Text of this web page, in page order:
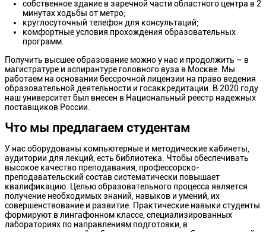
собственное здание в заречной части областного центра в 2
минутах ходьбы от метро;
круглосуточный телефон для консультаций;
комфортные условия прохождения образовательных
программ.
Получить высшее образование можно у нас и продолжить – в
магистратуре и аспирантуре головного вуза в Москве. Мы
работаем на основании бессрочной лицензии на право ведения
образовательной деятельности и госаккредитации. В 2020 году
наш университет был внесен в Национальный реестр надежных
поставщиков России.
Что мы предлагаем студентам
У нас оборудованы компьютерные и методические кабинеты,
аудитории для лекций, есть библиотека. Чтобы обеспечивать
высокое качество преподавания, профессорско-
преподавательский состав систематически повышает
квалификацию. Целью образовательного процесса является
получение необходимых знаний, навыков и умений, их
совершенствование и развитие. Практические навыки студенты
формируют в лингафонном классе, специализированных
лабораториях по направлениям подготовки, в